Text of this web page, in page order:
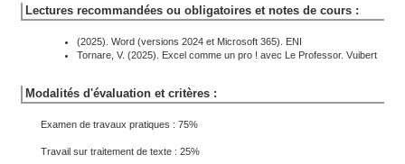
Lectures recommandées ou obligatoires et notes de cours :
(2025). Word (versions 2024 et Microsoft 365). ENI
Tornare, V. (2025). Excel comme un pro ! avec Le Professor. Vuibert
Modalités d'évaluation et critères :
Examen de travaux pratiques : 75%
Travail sur traitement de texte : 25%